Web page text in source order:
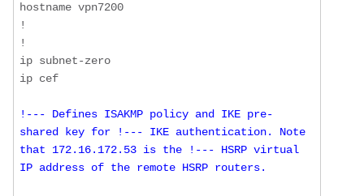
hostname vpn7200
!
!
ip subnet-zero
!--- Defines ISAKMP policy and IKE pre-
shared key for !--- IKE authentication. Note
that 172.16.172.53 is the !--- HSRP virtual
IP address of the remote HSRP routers.